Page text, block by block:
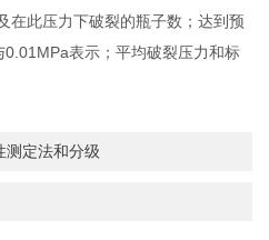
在此压力下破裂的瓶子数；达到预
表示；平均破裂压力和标
定法和分级